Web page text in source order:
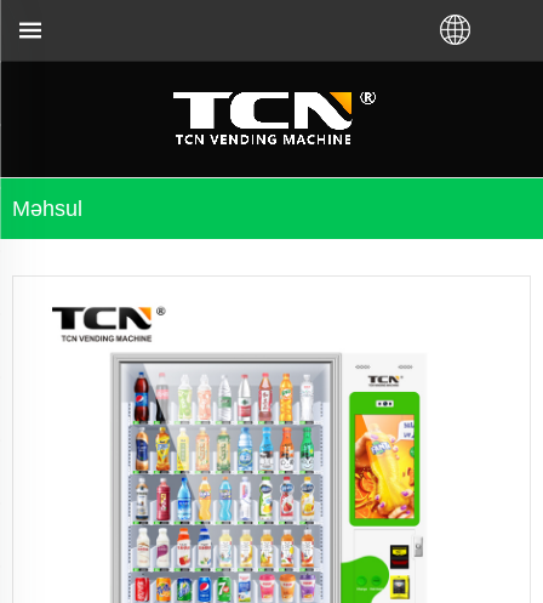
Məhsul
və problemlərin aradan qaldırılması üçün